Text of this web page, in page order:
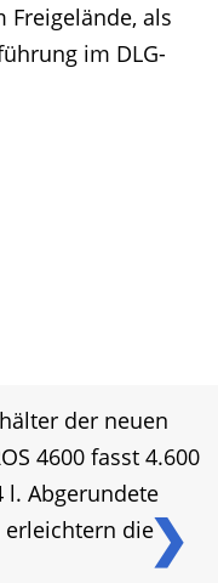
Freigelände, als
im DLG-
❯
der neuen
4600 fasst 4.600
l. Abgerundete
erleichtern die